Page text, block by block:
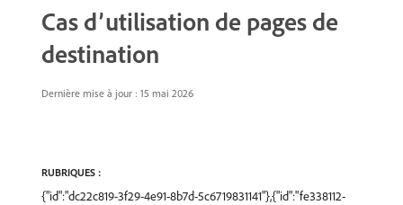
Cas d’utilisation de pages de
destination
Dernière mise à jour : 15 mai 2026
RUBRIQUES :
{"id":"dc22c819-3f29-4e91-8b7d-5c6719831141"},{"id":"fe338112-